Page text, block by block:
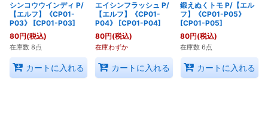
シンコウウインディ P/
【エルフ】《CP01-
P03》
[CP01-P03]
80円(税込)
在庫数 8点
カートに入れる
エイシンフラッシュ P/
【エルフ】《CP01-
P04》
[CP01-P04]
80円(税込)
在庫わずか
カートに入れる
鍛えぬくトモ P/【エル
フ】《CP01-P05》
[CP01-P05]
80円(税込)
在庫数 6点
カートに入れる